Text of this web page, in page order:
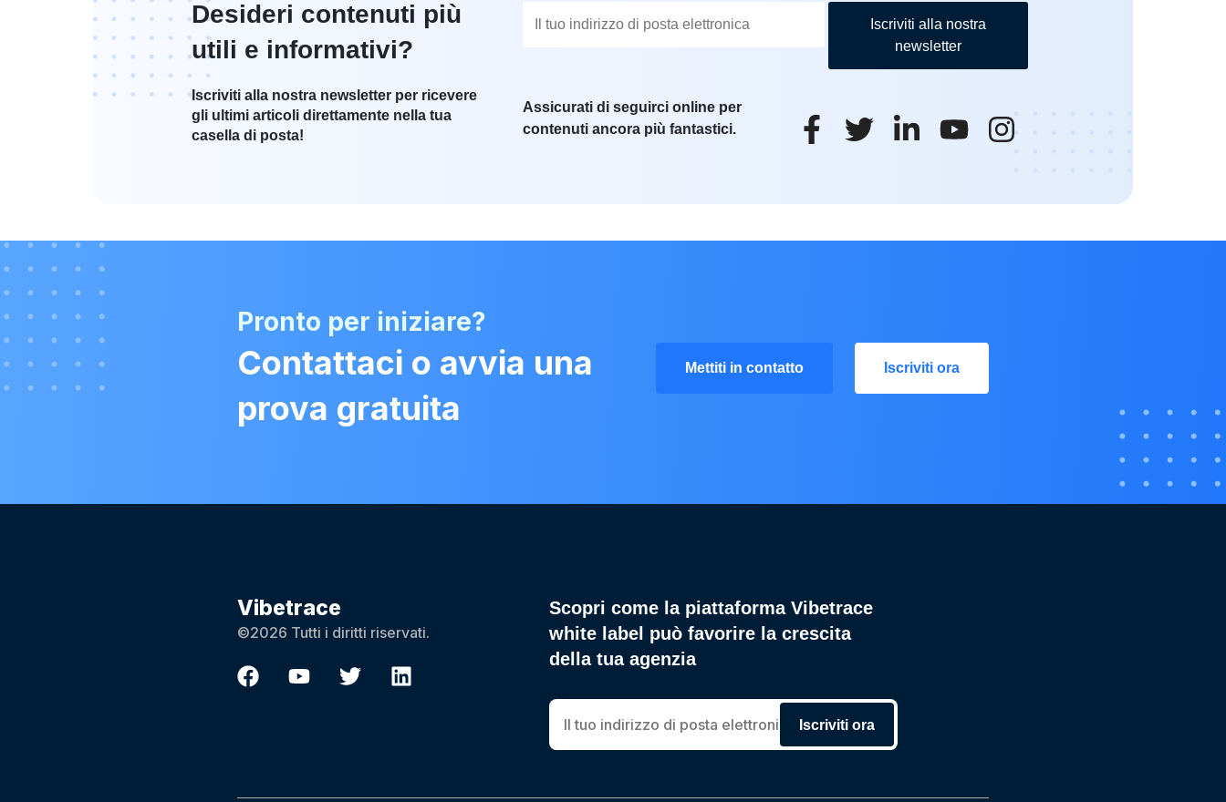
Desideri contenuti più
utili e informativi?
Iscriviti alla nostra newsletter per ricevere
gli ultimi articoli direttamente nella tua
casella di posta!
Iscriviti alla nostra
newsletter
Assicurati di seguirci online per
contenuti ancora più fantastici.
Pronto per iniziare?
Contattaci o avvia una
prova gratuita
Mettiti in contatto Iscriviti ora
Vibetrace
©2026 Tutti i diritti riservati.
Scopri come la piattaforma Vibetrace
white label può favorire la crescita
della tua agenzia
Iscriviti ora